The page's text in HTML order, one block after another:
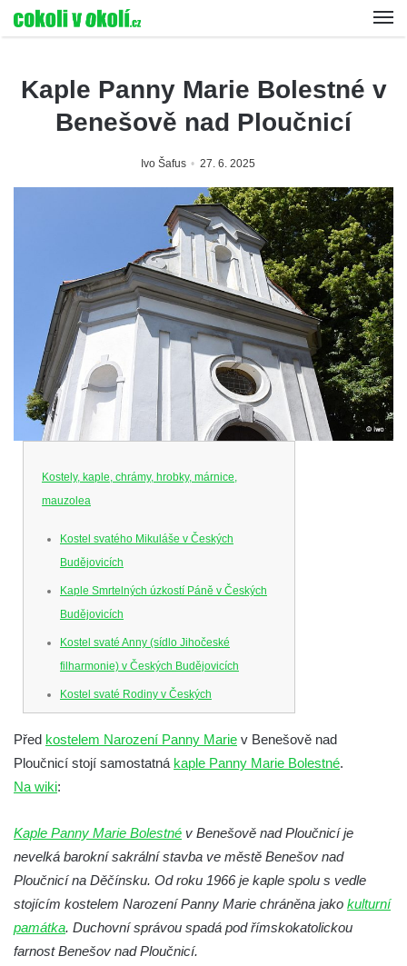
Kaple Panny Marie Bolestné v
Benešově nad Ploučnicí
Ivo Šafus 27. 6. 2025
Kostely, kaple, chrámy, hrobky, márnice,
mauzolea
Kostel svatého Mikuláše v Českých
Budějovicích
Kaple Smrtelných úzkostí Páně v Českých
Budějovicích
Kostel svaté Anny (sídlo Jihočeské
filharmonie) v Českých Budějovicích
Kostel svaté Rodiny v Českých
Kostel Obětování Panny Marie u kláštera
dominikánů v Českých Budějovicích
Kaple na křižovatce ulic Budějovická a
Dělnická v Kamenném Újezdě
Bývalý kostel svatých Filipa a Jakuba na
náměstí J. V. Kamarýta ve Velešíně
Kaple na hřbitově ve Velešíně
Márnice na hřbitově ve Velešíně
Před kostelem Narození Panny Marie v Benešově nad
Ploučnicí stojí samostatná kaple Panny Marie Bolestné.
Na wiki:
Kaple Panny Marie Bolestné v Benešově nad Ploučnicí je
nevelká barokní sakrální stavba ve městě Benešov nad
Ploučnicí na Děčínsku. Od roku 1966 je kaple spolu s vedle
stojícím kostelem Narození Panny Marie chráněna jako kulturní
památka. Duchovní správou spadá pod římskokatolickou
farnost Benešov nad Ploučnicí.